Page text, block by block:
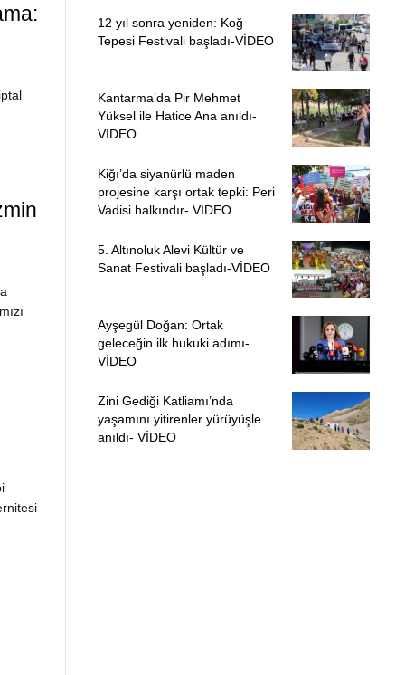
12 yıl sonra yeniden: Koğ
Tepesi Festivali başladı-VİDEO
Kantarma’da Pir Mehmet
Yüksel ile Hatice Ana anıldı-
VİDEO
Kiğı’da siyanürlü maden
projesine karşı ortak tepki: Peri
Vadisi halkındır- VİDEO
5. Altınoluk Alevi Kültür ve
Sanat Festivali başladı-VİDEO
Ayşegül Doğan: Ortak
geleceğin ilk hukuki adımı-
VİDEO
Zini Gediği Katliamı’nda
yaşamını yitirenler yürüyüşle
anıldı- VİDEO